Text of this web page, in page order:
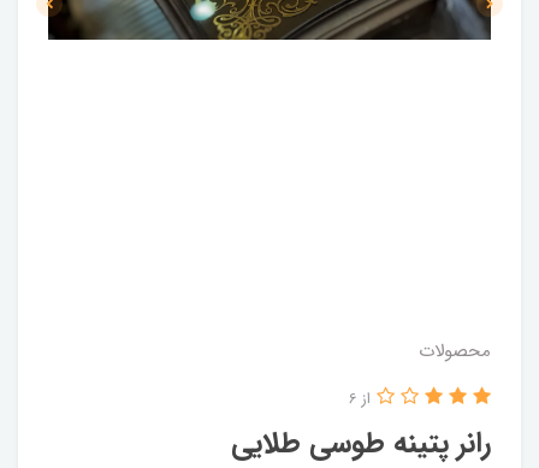
محصولات
رانر پتینه طوسی طلایی
از 6